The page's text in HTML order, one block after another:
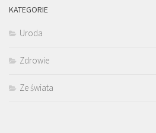
KATEGORIE
Uroda
Zdrowie
Ze świata